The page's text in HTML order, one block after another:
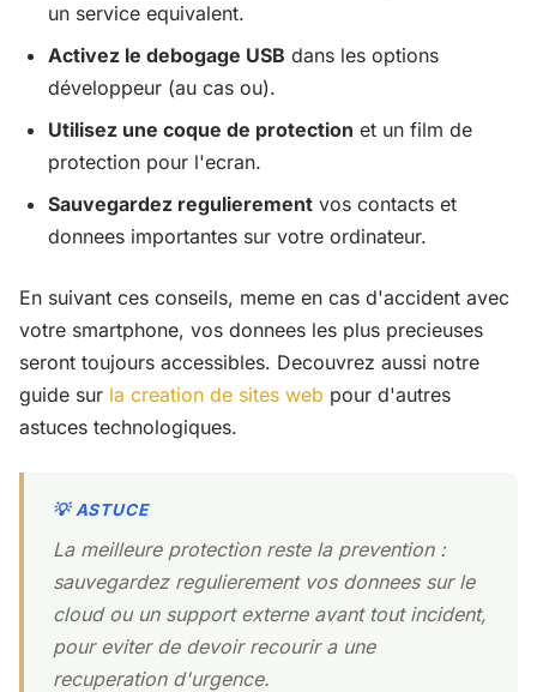
un service equivalent.
Activez le debogage USB dans les options
développeur (au cas ou).
Utilisez une coque de protection et un film de
protection pour l'ecran.
Sauvegardez regulierement vos contacts et
donnees importantes sur votre ordinateur.
En suivant ces conseils, meme en cas d'accident avec
votre smartphone, vos donnees les plus precieuses
seront toujours accessibles. Decouvrez aussi notre
guide sur la creation de sites web pour d'autres
astuces technologiques.
La meilleure protection reste la prevention :
sauvegardez regulierement vos donnees sur le
cloud ou un support externe avant tout incident,
pour eviter de devoir recourir a une
recuperation d'urgence.